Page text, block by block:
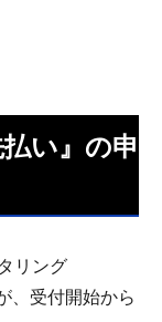
い』の申
リング
、受付開始から